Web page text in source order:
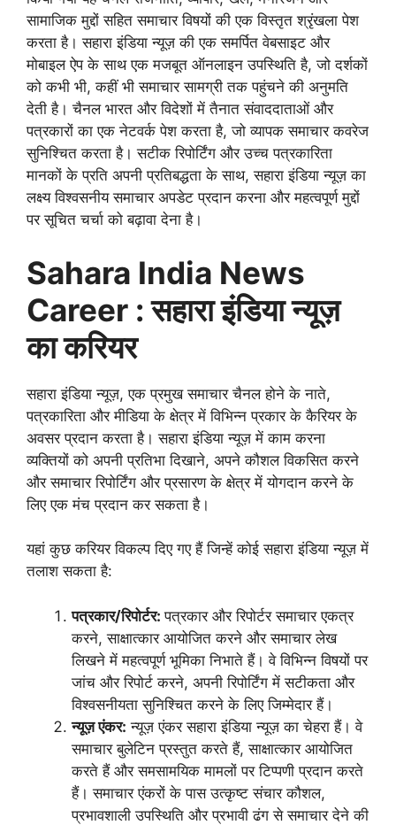
सामाजिक मुद्दों सहित समाचार विषयों की एक विस्तृत श्रृंखला पेश
करता है। सहारा इंडिया न्यूज़ की एक समर्पित वेबसाइट और
मोबाइल ऐप के साथ एक मजबूत ऑनलाइन उपस्थिति है, जो दर्शकों
को कभी भी, कहीं भी समाचार सामग्री तक पहुंचने की अनुमति
देती है। चैनल भारत और विदेशों में तैनात संवाददाताओं और
पत्रकारों का एक नेटवर्क पेश करता है, जो व्यापक समाचार कवरेज
सुनिश्चित करता है। सटीक रिपोर्टिंग और उच्च पत्रकारिता
मानकों के प्रति अपनी प्रतिबद्धता के साथ, सहारा इंडिया न्यूज़ का
लक्ष्य विश्वसनीय समाचार अपडेट प्रदान करना और महत्वपूर्ण मुद्दों
पर सूचित चर्चा को बढ़ावा देना है।
Sahara India News
Career : सहारा इंडिया न्यूज़
का करियर
सहारा इंडिया न्यूज़, एक प्रमुख समाचार चैनल होने के नाते,
पत्रकारिता और मीडिया के क्षेत्र में विभिन्न प्रकार के कैरियर के
अवसर प्रदान करता है। सहारा इंडिया न्यूज़ में काम करना
व्यक्तियों को अपनी प्रतिभा दिखाने, अपने कौशल विकसित करने
और समाचार रिपोर्टिंग और प्रसारण के क्षेत्र में योगदान करने के
लिए एक मंच प्रदान कर सकता है।
यहां कुछ करियर विकल्प दिए गए हैं जिन्हें कोई सहारा इंडिया न्यूज़ में
तलाश सकता है:
पत्रकार/रिपोर्टर:पत्रकार और रिपोर्टर समाचार एकत्र
करने, साक्षात्कार आयोजित करने और समाचार लेख
लिखने में महत्वपूर्ण भूमिका निभाते हैं। वे विभिन्न विषयों पर
जांच और रिपोर्ट करने, अपनी रिपोर्टिंग में सटीकता और
विश्वसनीयता सुनिश्चित करने के लिए जिम्मेदार हैं।
न्यूज़ एंकर: न्यूज़ एंकर सहारा इंडिया न्यूज़ का चेहरा हैं। वे
समाचार बुलेटिन प्रस्तुत करते हैं, साक्षात्कार आयोजित
करते हैं और समसामयिक मामलों पर टिप्पणी प्रदान करते
हैं। समाचार एंकरों के पास उत्कृष्ट संचार कौशल,
प्रभावशाली उपस्थिति और प्रभावी ढंग से समाचार देने की